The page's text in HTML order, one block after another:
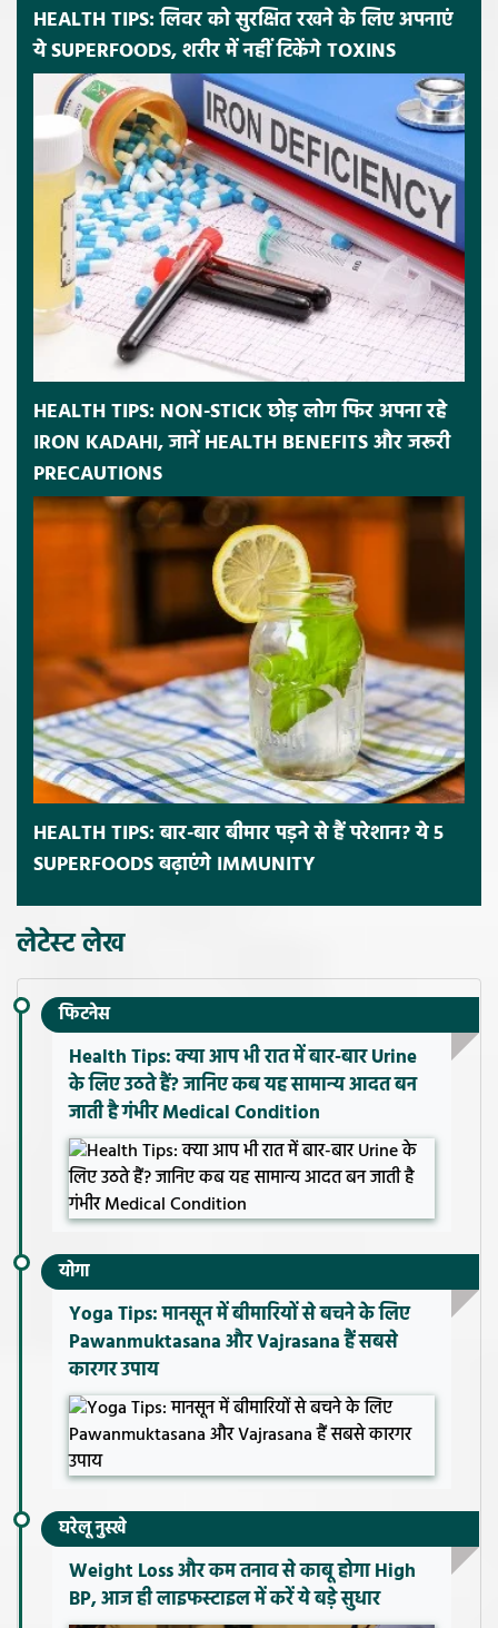
HEALTH TIPS: लिवर को सुरक्षित रखने के लिए अपनाएं
ये SUPERFOODS, शरीर में नहीं टिकेंगे TOXINS
HEALTH TIPS: NON-STICK छोड़ लोग फिर अपना रहे
IRON KADAHI, जानें HEALTH BENEFITS और जरूरी
PRECAUTIONS
HEALTH TIPS: बार-बार बीमार पड़ने से हैं परेशान? ये 5
SUPERFOODS बढ़ाएंगे IMMUNITY
लेटेस्ट लेख
फिटनेस
Health Tips: क्या आप भी रात में बार-बार Urine
के लिए उठते हैं? जानिए कब यह सामान्य आदत बन
जाती है गंभीर Medical Condition
योगा
Yoga Tips: मानसून में बीमारियों से बचने के लिए
Pawanmuktasana और Vajrasana हैं सबसे
कारगर उपाय
घरेलू नुस्खे
Weight Loss और कम तनाव से काबू होगा High
BP, आज ही लाइफस्टाइल में करें ये बड़े सुधार